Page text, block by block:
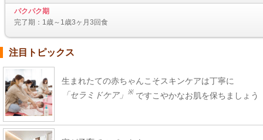
パクパク期
完了期：1歳～1歳3ヶ月3回食
注目トピックス
生まれたての赤ちゃんこそスキンケアは丁寧に
「セラミドケア」
※ ですこやかなお肌を保ちましょう